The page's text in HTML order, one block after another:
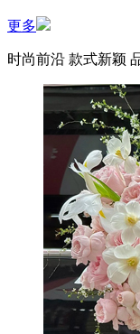
更多
时尚前沿 款式新颖